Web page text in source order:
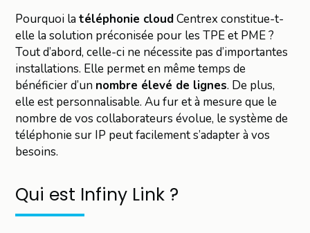
Pourquoi latéléphonie cloudCentrex constitue-t-
elle la solution préconisée pour les TPE et PME ?
Tout d’abord, celle-ci ne nécessite pas d’importantes
installations. Elle permet en même temps de
bénéficier d’un nombre élevé de lignes. De plus,
elle est personnalisable. Au fur et à mesure que le
nombre de vos collaborateurs évolue, le système de
téléphonie sur IP peut facilement s’adapter à vos
besoins.
Qui est Infiny Link ?